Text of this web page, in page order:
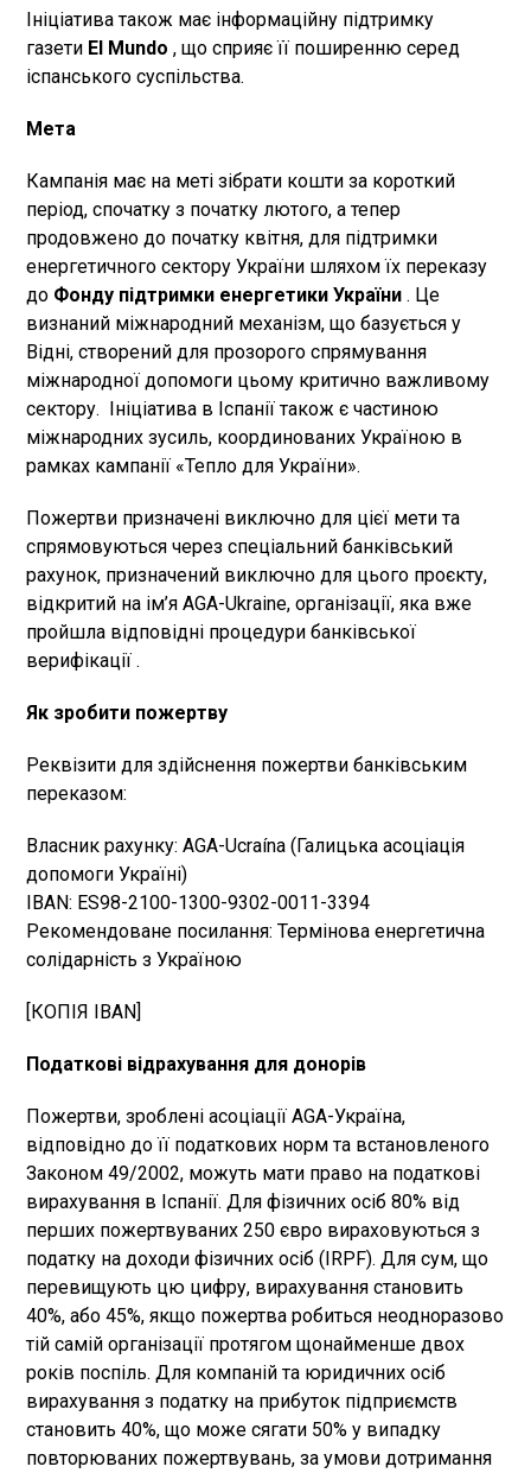
Ініціатива також має інформаційну підтримку
газети El Mundo , що сприяє її поширенню серед
іспанського суспільства.
Мета
Кампанія має на меті зібрати кошти за короткий
період, спочатку з початку лютого, а тепер
продовжено до початку квітня, для підтримки
енергетичного сектору України шляхом їх переказу
до Фонду підтримки енергетики України . Це
визнаний міжнародний механізм, що базується у
Відні, створений для прозорого спрямування
міжнародної допомоги цьому критично важливому
сектору. Ініціатива в Іспанії також є частиною
міжнародних зусиль, координованих Україною в
рамках кампанії «Тепло для України».
Пожертви призначені виключно для цієї мети та
спрямовуються через спеціальний банківський
рахунок, призначений виключно для цього проєкту,
відкритий на ім’я AGA-Ukraine, організації, яка вже
пройшла відповідні процедури банківської
верифікації .
Як зробити пожертву
Реквізити для здійснення пожертви банківським
переказом:
Власник рахунку: AGA-Ucraína (Галицька асоціація
допомоги Україні)
IBAN: ES98-2100-1300-9302-0011-3394
Рекомендоване посилання: Термінова енергетична
солідарність з Україною
​[КОПІЯ IBAN]
Податкові відрахування для донорів
Пожертви, зроблені асоціації AGA-Україна,
відповідно до її податкових норм та встановленого
Законом 49/2002, можуть мати право на податкові
вирахування в Іспанії. Для фізичних осіб 80% від
перших пожертвуваних 250 євро вираховуються з
податку на доходи фізичних осіб (IRPF). Для сум, що
перевищують цю цифру, вирахування становить
40%, або 45%, якщо пожертва робиться неодноразово
тій самій організації протягом щонайменше двох
років поспіль. Для компаній та юридичних осіб
вирахування з податку на прибуток підприємств
становить 40%, що може сягати 50% у випадку
повторюваних пожертвувань, за умови дотримання